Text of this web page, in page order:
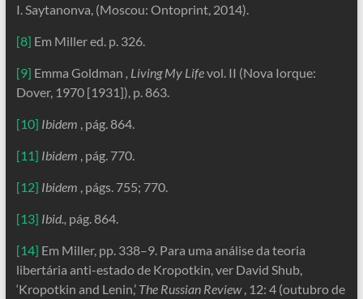
I. Saytanonva, (Moscou: Ontoprint, 2014).
[8] Em Miller ed. p. 326.
[9] Emma Goldman , Living My Lifevol. II (Nova Iorque:
Dover, 1970 [1931]), p. 863.
[10] Ibidem , pág. 864.
[11] Ibidem , pág. 770.
[12] Ibidem , págs. 755; 770.
[13] Ibid., pág. 864.
[14] Em Miller, pp. 338–9. Para uma análise da teoria
libertária anti-estado de Kropotkin, ver David Shub,
‘Kropotkin and Lenin,’ The Russian Review, 12: 4 (outubro de